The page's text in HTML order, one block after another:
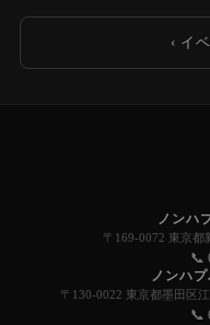
‹ イ
ノンハ
〒169-0072 東京都
📞
ノンハ
〒130-0022 東京都墨田区
📞